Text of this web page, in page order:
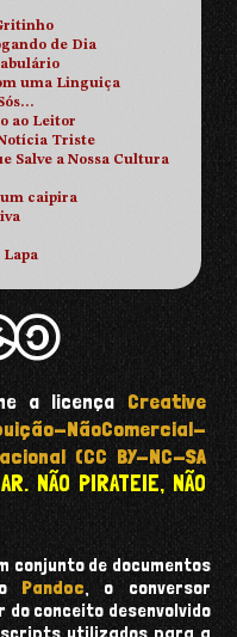
de Dia
uma Linguiça
ao Leitor
Triste
Salve a Nossa Cultura
caipira
Lapa
a licença Creative
NãoComercial-
(CC BY-NC-SA
NÃO PIRATEIE, NÃO
conjunto de documentos
Pandoc , o conversor
conceito desenvolvido
scripts utilizados para a